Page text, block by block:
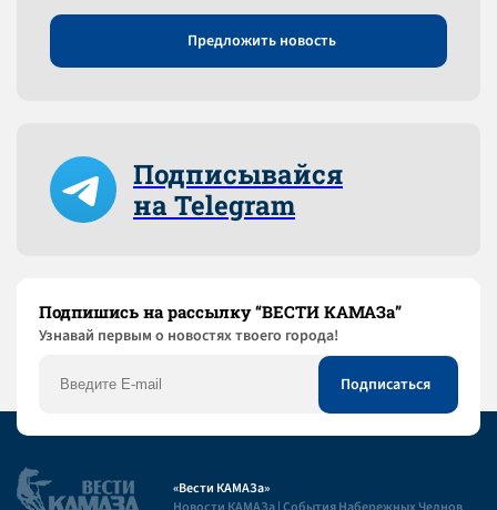
Предложить новость
Подписывайся
на Telegram
Подпишись на рассылку “ВЕСТИ КАМАЗа”
Узнaвай первым о новостях твоего города!
«Вести КАМАЗа»